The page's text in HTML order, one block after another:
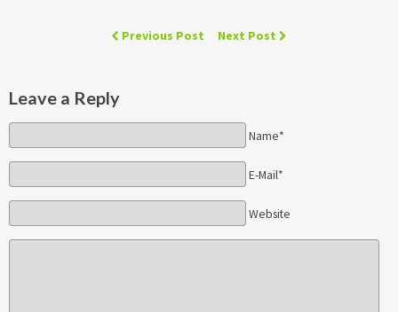
Previous Post Next Post
Leave a Reply
Name*
E-Mail*
Website